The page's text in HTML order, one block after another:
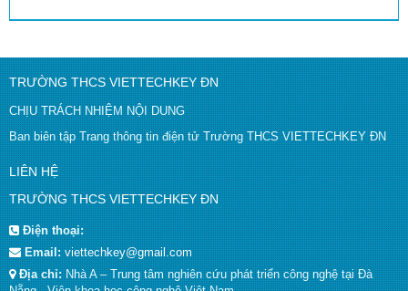
TRƯỜNG THCS VIETTECHKEY ĐN
CHỊU TRÁCH NHIỆM NỘI DUNG
Ban biên tập Trang thông tin điện tử Trường THCS VIETTECHKEY ĐN
LIÊN HỆ
TRƯỜNG THCS VIETTECHKEY ĐN
Điện thoại:
Email:viettechkey@gmail.com
Địa chỉ:Nhà A – Trung tâm nghiên cứu phát triển công nghệ tại Đà